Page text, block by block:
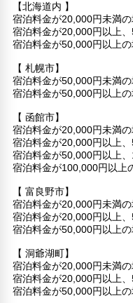
【北海道内 】
宿泊料金が20,000円未満
宿泊料金が20,000円以上
宿泊料金が50,000円以上
【 札幌市】
宿泊料金が50,000円未満
宿泊料金が50,000円以上
【 函館市】
宿泊料金が20,000円未満
宿泊料金が20,000円以上
宿泊料金が50,000円以上
宿泊料金が100,000円以上
【 富良野市】
宿泊料金が20,000円未満
宿泊料金が20,000円以上
宿泊料金が50,000円以上
【 洞爺湖町】
宿泊料金が20,000円未満
宿泊料金が20,000円以上
宿泊料金が50,000円以上